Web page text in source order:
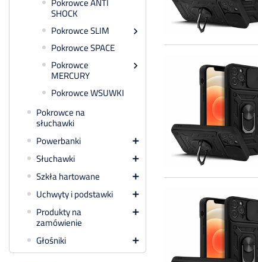
SHOCK
Pokrowce SLIM

Pokrowce SPACE
Pokrowce
MERCURY

Pokrowce WSUWKI
Pokrowce na
słuchawki
Powerbanki

Słuchawki 
Szkła hartowane 
Uchwyty i podstawki 
Produkty na
zamówienie

Głośniki 